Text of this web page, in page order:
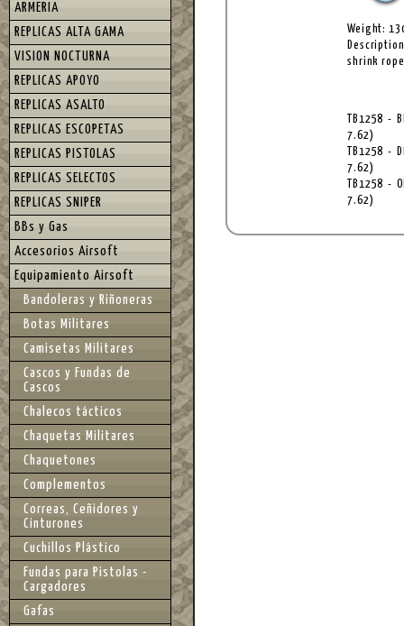
Weight:
shrink
TB1258 -
7.62)
TB1258 -
7.62)
TB1258 -
7.62)
ARMERIA
REPLICAS ALTA GAMA
VISION NOCTURNA
REPLICAS APOYO
REPLICAS ASALTO
REPLICAS ESCOPETAS
REPLICAS PISTOLAS
REPLICAS SELECTOS
REPLICAS SNIPER
BBs y Gas
Accesorios Airsoft
Equipamiento Airsoft
Bandoleras y Riñoneras
Botas Militares
Camisetas Militares
Cascos y Fundas de
Cascos
Chalecos tácticos
Chaquetas Militares
Chaquetones
Complementos
Correas, Ceñidores y
Cinturones
Cuchillos Plástico
Fundas para Pistolas -
Cargadores
Gafas